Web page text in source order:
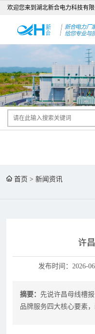
欢迎您来到湖北新合电力科技有限
首页 >新闻资讯
许
发布时间：2026-
摘要：先说许昌母线槽
品牌服务四大核心要素